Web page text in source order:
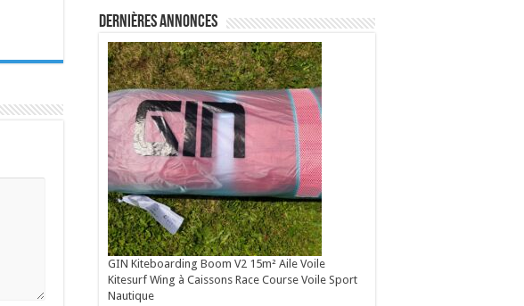
Dernières annonces
GIN Kiteboarding Boom V2 15m² Aile Voile
Kitesurf Wing à Caissons Race Course Voile Sport
Nautique